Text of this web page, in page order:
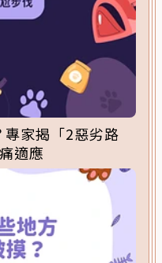
家揭「2惡劣路
適應